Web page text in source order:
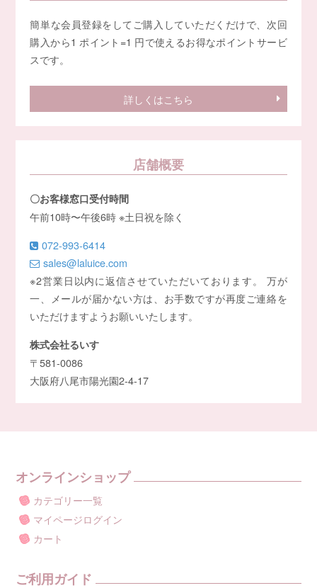
簡単な会員登録をしてご購入していただくだけで、次回
購入から1 ポイント=1 円で使えるお得なポイントサービ
スです。
詳しくはこちら
店舗概要
〇お客様窓口受付時間
午前10時〜午後6時 ※土日祝を除く
072-993-6414
sales@laluice.com
※2営業日以内に返信させていただいております。 万が
一、メールが届かない方は、お手数ですが再度ご連絡を
いただけますようお願いいたします。
株式会社るいす
〒581-0086
大阪府八尾市陽光園2-4-17
オンラインショップ
カテゴリー一覧
マイページログイン
カート
ご利用ガイド